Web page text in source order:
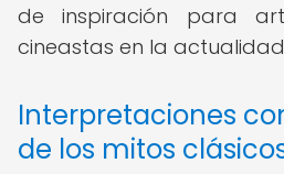
de inspiración para
cineastas en la
Interpretaciones
de los mitos